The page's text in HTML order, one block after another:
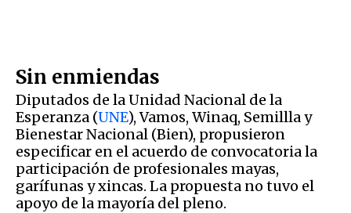
Sin enmiendas
Diputados de la Unidad Nacional de la
Esperanza (UNE), Vamos, Winaq, Semillla y
Bienestar Nacional (Bien), propusieron
especificar en el acuerdo de convocatoria la
participación de profesionales mayas,
garífunas y xincas. La propuesta no tuvo el
apoyo de la mayoría del pleno.